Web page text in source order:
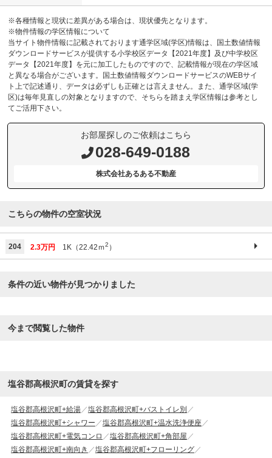
※各種情報と現状に差異がある場合は、現状優先となります。
※物件情報の学区情報について
当サイト物件情報に記載されております通学区域(学区)情報は、国土数値情報
ダウンロードサービスが提供する小学校区データ【2021年度】及び中学校区
データ【2021年度】を元に加工したものですので、記載情報が現在の学区域
と異なる場合がございます。国土数値情報ダウンロードサービスのWEBサイ
ト上で記述通り、データは必ずしも正確とは言えません。また、通学区域(学
区)は毎年見直しの対象となりますので、そちらを踏まえ学区情報は参考とし
てご活用下さい。
お部屋探しのご依頼はこちら
028-649-0188
株式会社あるある不動産
こちらの物件の空室状況
204 2.3万円 1K（22.42ｍ2 ）
条件の近い物件が見つかりました
今まで閲覧した物件
塩谷郡高根沢町の賃貸を探す
塩谷郡高根沢町+給湯
塩谷郡高根沢町+バストイレ別
塩谷郡高根沢町+シャワー
塩谷郡高根沢町+温水洗浄便座
塩谷郡高根沢町+電気コンロ
塩谷郡高根沢町+角部屋
塩谷郡高根沢町+南向き
塩谷郡高根沢町+フローリング